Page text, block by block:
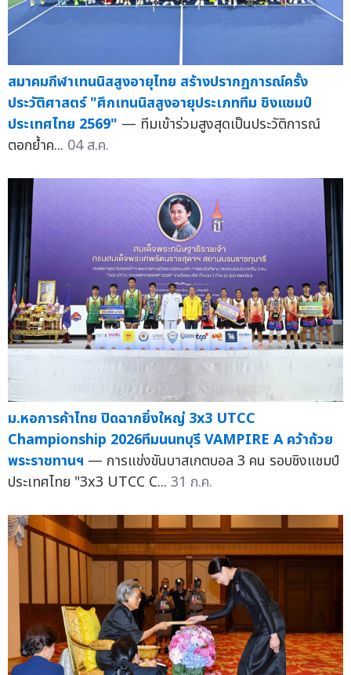
สมาคมกีฬาเทนนิสสูงอายุไทย สร้างปรากฏการณ์ครั้ง
ประวัติศาสตร์ "ศึกเทนนิสสูงอายุประเภททีม ชิงแชมป์
ประเทศไทย 2569" — ทีมเข้าร่วมสูงสุดเป็นประวัติการณ์
ตอกย้ำค... 04 ส.ค.
ม.หอการค้าไทย ปิดฉากยิ่งใหญ่ 3x3 UTCC
Championship 2026ทีมนนทบุรี VAMPIRE A คว้าถ้วย
พระราชทานฯ — การแข่งขันบาสเกตบอล 3 คน รอบชิงแชมป์
ประเทศไทย "3x3 UTCC C... 31 ก.ค.